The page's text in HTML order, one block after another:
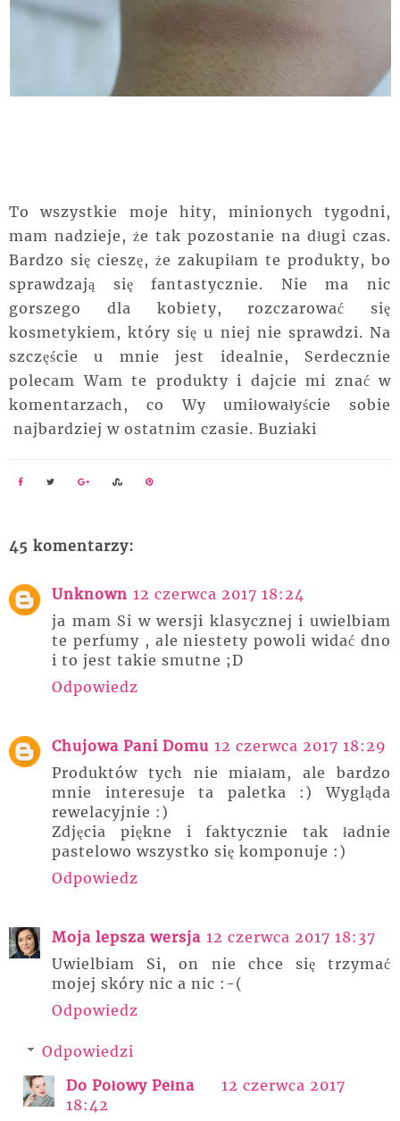
To wszystkie moje hity, minionych tygodni,
mam nadzieje, że tak pozostanie na długi czas.
Bardzo się cieszę, że zakupiłam te produkty, bo
sprawdzają się fantastycznie. Nie ma nic
gorszego dla kobiety, rozczarować się
kosmetykiem, który się u niej nie sprawdzi. Na
szczęście u mnie jest idealnie, Serdecznie
polecam Wam te produkty i dajcie mi znać w
komentarzach, co Wy umiłowałyście sobie
najbardziej w ostatnim czasie. Buziaki
45 komentarzy:
Unknown 12 czerwca 2017 18:24
ja mam Si w wersji klasycznej i uwielbiam
te perfumy , ale niestety powoli widać dno
i to jest takie smutne ;D
Odpowiedz
Chujowa Pani Domu 12 czerwca 2017 18:29
Produktów tych nie miałam, ale bardzo
mnie interesuje ta paletka :) Wygląda
rewelacyjnie :)
Zdjęcia piękne i faktycznie tak ładnie
pastelowo wszystko się komponuje :)
Odpowiedz
Moja lepsza wersja 12 czerwca 2017 18:37
Uwielbiam Si, on nie chce się trzymać
mojej skóry nic a nic :-(
Odpowiedz
Odpowiedzi
Do Połowy Pełna
12 czerwca 2017
18:42